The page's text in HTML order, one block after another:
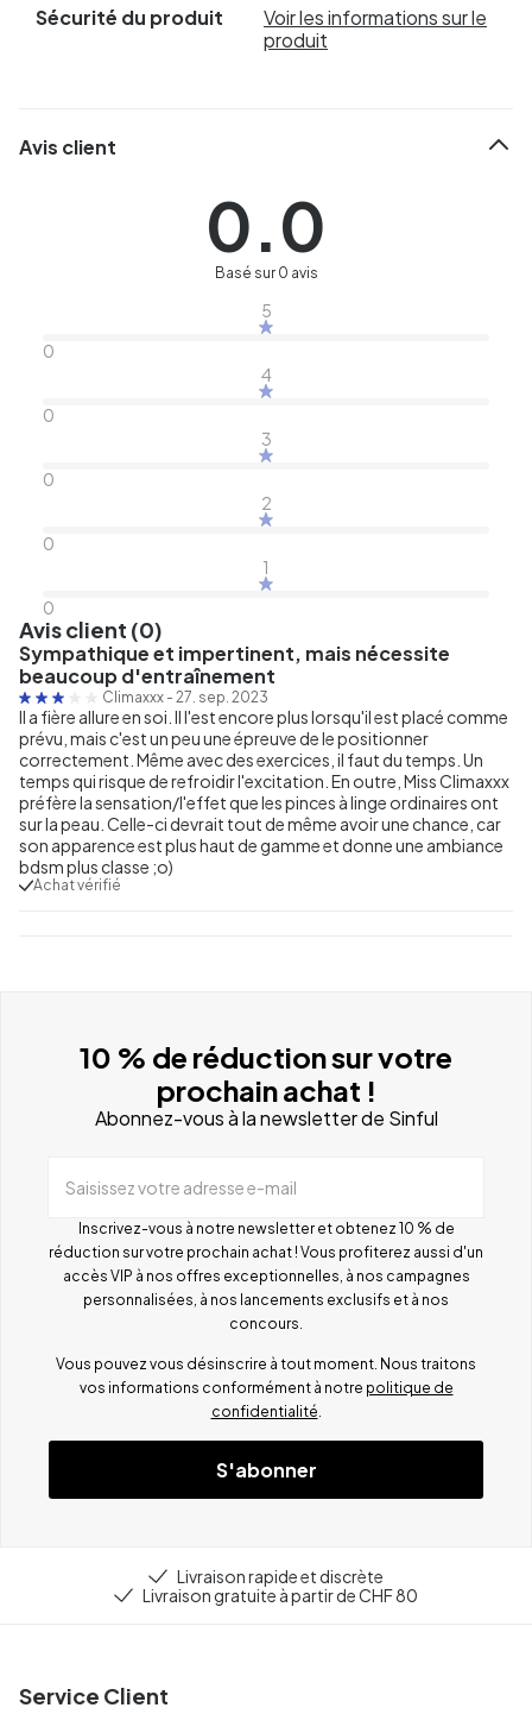
Sécurité du produit
Voir les informations sur le
produit
Avis client
0.0
Basé sur 0 avis
5
0
4
0
3
0
2
0
1
0
Avis client (0)
Sympathique et impertinent, mais nécessite
beaucoup d'entraînement
Climaxxx - 27. sep. 2023
Il a fière allure en soi. Il l'est encore plus lorsqu'il est placé comme
prévu, mais c'est un peu une épreuve de le positionner
correctement. Même avec des exercices, il faut du temps. Un
temps qui risque de refroidir l'excitation. En outre, Miss Climaxxx
préfère la sensation/l'effet que les pinces à linge ordinaires ont
sur la peau. Celle-ci devrait tout de même avoir une chance, car
son apparence est plus haut de gamme et donne une ambiance
bdsm plus classe ;o)
Achat vérifié
10 % de réduction sur votre
prochain achat !
Abonnez-vous à la newsletter de Sinful
Saisissez votre adresse e-mail
Inscrivez-vous à notre newsletter et obtenez 10 % de
réduction sur votre prochain achat ! Vous profiterez aussi d'un
accès VIP à nos offres exceptionnelles, à nos campagnes
personnalisées, à nos lancements exclusifs et à nos
concours.
Vous pouvez vous désinscrire à tout moment. Nous traitons
vos informations conformément à notre politique de
confidentialité
S'abonner
Livraison rapide et discrète
Livraison gratuite à partir de CHF 80
Service Client